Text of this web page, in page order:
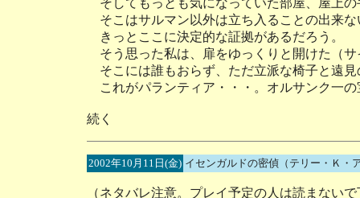
そしてもっとも気になっていた部屋、屋上の
そこはサルマン以外は立ち入ることの出来
きっとここに決定的な証拠があるだろう。
そう思った私は、扉をゆっくりと開けた（サ
そこには誰もおらず、ただ立派な椅子と遠
これがパランティア・・・。オルサンク一
続く
2002年10月11日(金) イセンガルドの密偵（テリー・Ｋ
（ネタバレ注意。プレイ予定の人は読まない